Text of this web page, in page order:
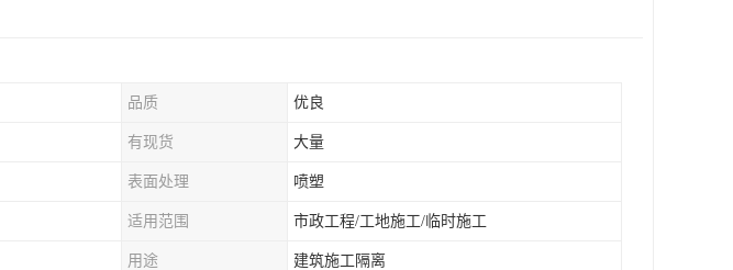
品质 优良
有现货 大量
表面处理 喷塑
适用范围 市政工程/工地施工/临时施工
用途 建筑施工隔离